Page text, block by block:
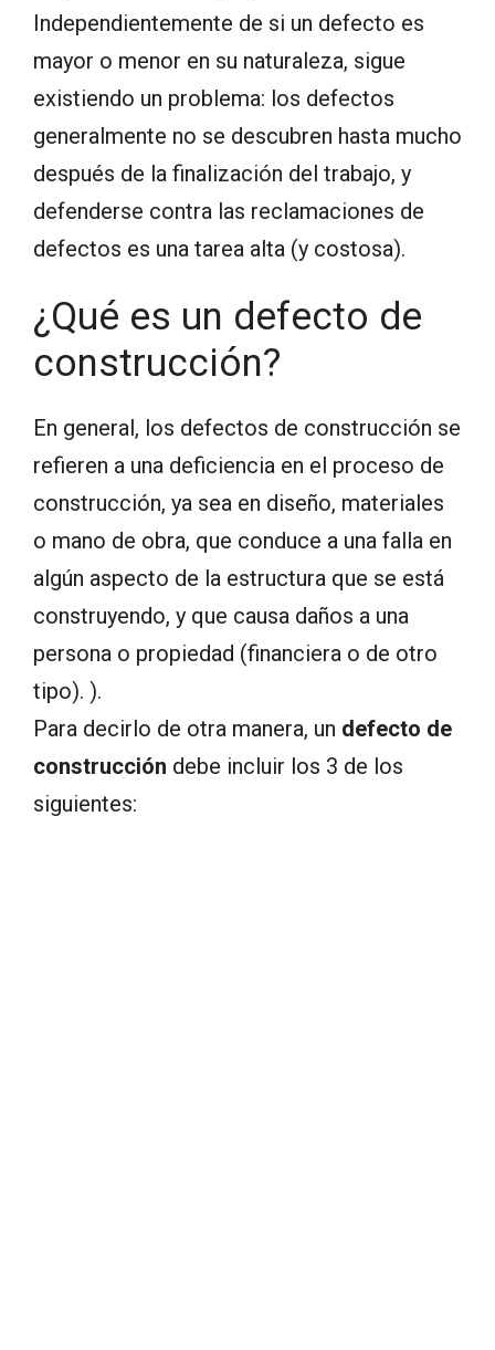
Independientemente de si un defecto es
mayor o menor en su naturaleza, sigue
existiendo un problema: los defectos
generalmente no se descubren hasta mucho
después de la finalización del trabajo, y
defenderse contra las reclamaciones de
defectos es una tarea alta (y costosa).
¿Qué es un defecto de
construcción?
En general, los defectos de construcción se
refieren a una deficiencia en el proceso de
construcción, ya sea en diseño, materiales
o mano de obra, que conduce a una falla en
algún aspecto de la estructura que se está
construyendo, y que causa daños a una
persona o propiedad (financiera o de otro
tipo). ).
Para decirlo de otra manera, un defecto de
construcción debe incluir los 3 de los
siguientes: